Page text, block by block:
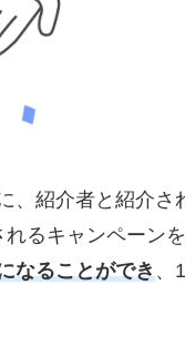
、紹介者と紹介さ
るキャンペーン
なることができ、